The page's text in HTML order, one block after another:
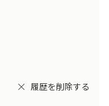
履歴を削除する